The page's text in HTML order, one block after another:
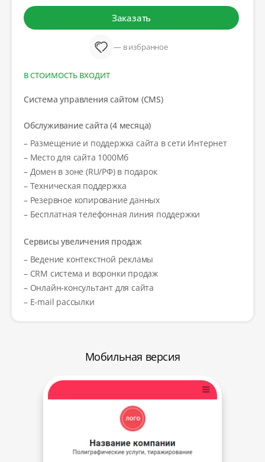
Заказать
— в избранное
В СТОИМОСТЬ ВХОДИТ
Система управления сайтом (CMS)
Обслуживание сайта (4 месяца)
– Размещение и поддержка сайта в сети Интернет
– Место для сайта 1000Мб
– Домен в зоне (RU/РФ) в подарок
– Техническая поддержка
– Резервное копирование данных
– Бесплатная телефонная линия поддержки
Сервисы увеличения продаж
– Ведение контекстной рекламы
– CRM система и воронки продаж
– Онлайн-консультант для сайта
– E-mail рассылки
Мобильная версия